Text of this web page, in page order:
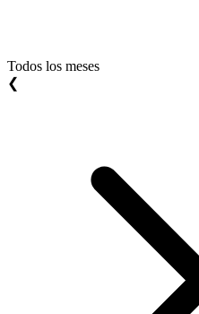
Todos los meses
❮